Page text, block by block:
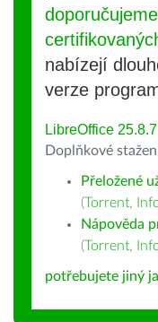
nabízejí
verze
LibreOffice
Doplňkové
Přeložené
(Torrent,
Nápověda
(Torrent,
potřebujete jiný